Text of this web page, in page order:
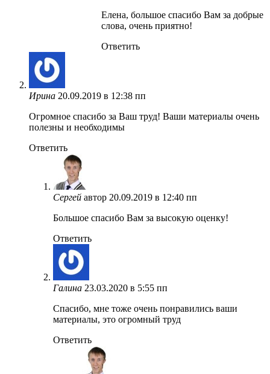
Елена, большое спасибо Вам за добрые
слова, очень приятно!
Ответить
Ирина 20.09.2019 в 12:38 пп
Огромное спасибо за Ваш труд! Ваши материалы очень
полезны и необходимы
Ответить
Сергей автор 20.09.2019 в 12:40 пп
Большое спасибо Вам за высокую оценку!
Ответить
Галина 23.03.2020 в 5:55 пп
Спасибо, мне тоже очень понравились ваши
материалы, это огромный труд
Ответить